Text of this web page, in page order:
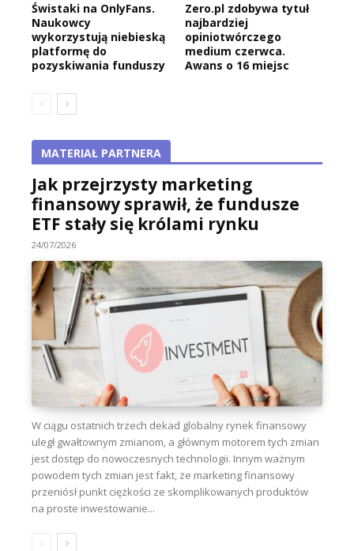
Świstaki na OnlyFans.
Naukowcy
wykorzystują niebieską
platformę do
pozyskiwania funduszy
Zero.pl zdobywa tytuł
najbardziej
opiniotwórczego
medium czerwca.
Awans o 16 miejsc
MATERIAŁ PARTNERA
Jak przejrzysty marketing
finansowy sprawił, że fundusze
ETF stały się królami rynku
24/07/2026
W ciągu ostatnich trzech dekad globalny rynek finansowy
uległ gwałtownym zmianom, a głównym motorem tych zmian
jest dostęp do nowoczesnych technologii. Innym ważnym
powodem tych zmian jest fakt, że marketing finansowy
przeniósł punkt ciężkości ze skomplikowanych produktów
na proste inwestowanie...